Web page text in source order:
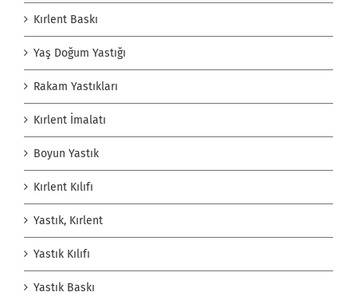
Kırlent Baskı
Yaş Doğum Yastığı
Rakam Yastıkları
Kırlent İmalatı
Boyun Yastık
Kırlent Kılıfı
Yastık, Kırlent
Yastık Kılıfı
Yastık Baskı